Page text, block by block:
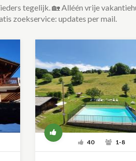
tegelijk. 🏡 Alléén vrije
zoekservice: updates per mail.
40 1-8